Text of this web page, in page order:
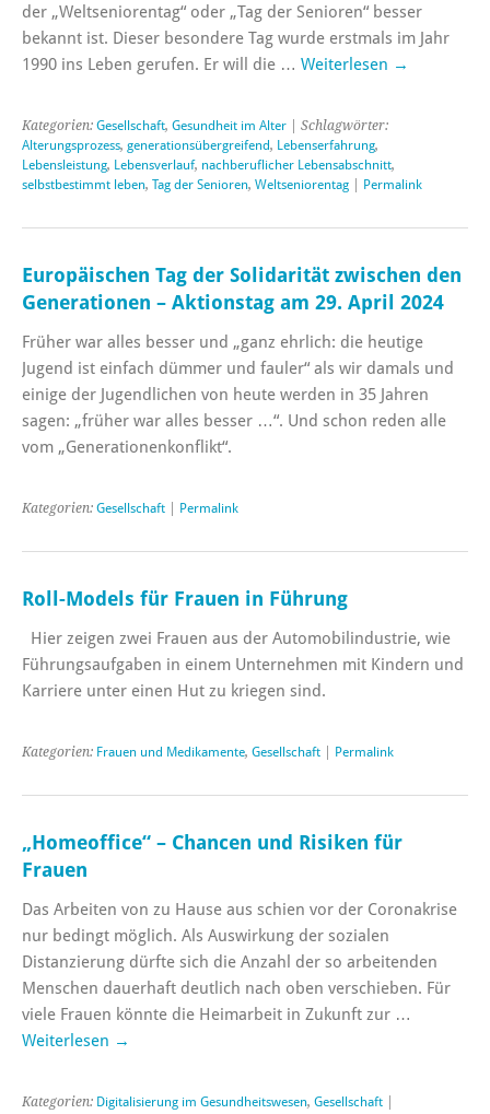
der „Weltseniorentag“ oder „Tag der Senioren“ besser
bekannt ist. Dieser besondere Tag wurde erstmals im Jahr
1990 ins Leben gerufen. Er will die … Weiterlesen →
Kategorien: Gesellschaft, Gesundheit im Alter | Schlagwörter:
Alterungsprozess, generationsübergreifend, Lebenserfahrung,
Lebensleistung, Lebensverlauf, nachberuflicher Lebensabschnitt,
selbstbestimmt leben, Tag der Senioren, Weltseniorentag Permalink
Europäischen Tag der Solidarität zwischen den
Generationen – Aktionstag am 29. April 2024
Früher war alles besser und „ganz ehrlich: die heutige
Jugend ist einfach dümmer und fauler“ als wir damals und
einige der Jugendlichen von heute werden in 35 Jahren
sagen: „früher war alles besser …“. Und schon reden alle
vom „Generationenkonflikt“.
Kategorien: Gesellschaft Permalink
Roll-Models für Frauen in Führung
Hier zeigen zwei Frauen aus der Automobilindustrie, wie
Führungsaufgaben in einem Unternehmen mit Kindern und
Karriere unter einen Hut zu kriegen sind.
Kategorien: Frauen und Medikamente, Gesellschaft Permalink
„Homeoffice“ – Chancen und Risiken für
Frauen
Das Arbeiten von zu Hause aus schien vor der Coronakrise
nur bedingt möglich. Als Auswirkung der sozialen
Distanzierung dürfte sich die Anzahl der so arbeitenden
Menschen dauerhaft deutlich nach oben verschieben. Für
viele Frauen könnte die Heimarbeit in Zukunft zur …
Weiterlesen →
Kategorien: Digitalisierung im Gesundheitswesen, Gesellschaft